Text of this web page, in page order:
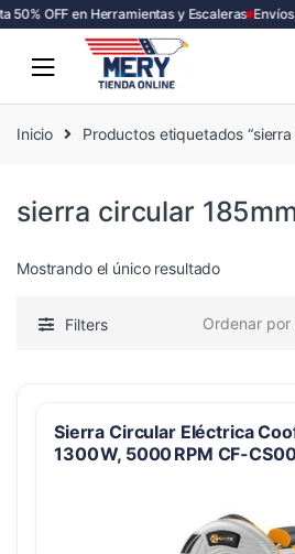
50% OFF en Herramientas y Escaleras Envíos
Inicio Productos etiquetados
sierra circular
Mostrando el único resultado
Filters
Sierra Circular Eléctrica
1300 W, 5000 RPM CF-